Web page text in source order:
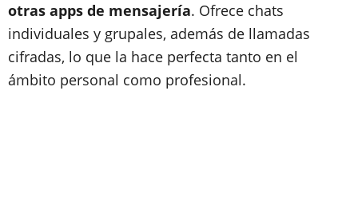
otras apps de mensajería. Ofrece chats
individuales y grupales, además de llamadas
cifradas, lo que la hace perfecta tanto en el
ámbito personal como profesional.